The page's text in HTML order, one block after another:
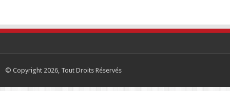
© Copyright 2026, Tout Droits Réservés